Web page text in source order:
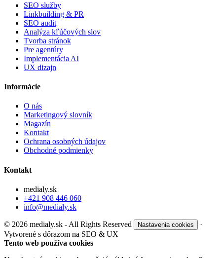
SEO služby
Linkbuilding & PR
SEO audit
Analýza kľúčových slov
Tvorba stránok
Pre agentúry
Implementácia AI
UX dizajn
Informácie
O nás
Marketingový slovník
Magazín
Kontakt
Ochrana osobných údajov
Obchodné podmienky
Kontakt
medialy.sk
+421 908 446 060
info@medialy.sk
© 2026 medialy.sk - All Rights Reserved Nastavenia cookies
·
Vytvorené s dôrazom na SEO & UX
Tento web používa cookies